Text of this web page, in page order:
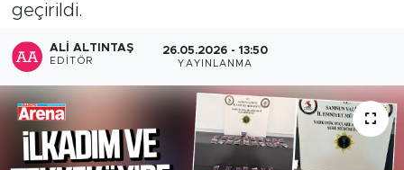
geçirildi.
ALI ALTINTAŞ
EDITÖR
26.05.2026 - 13:50
YAYINLANMA
Haber Arşivi